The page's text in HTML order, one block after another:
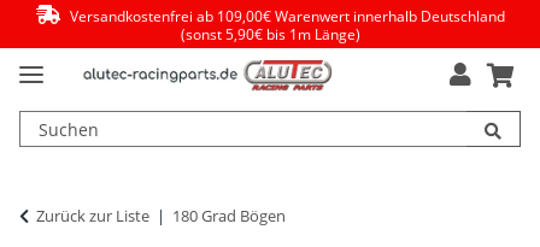
Versandkostenfrei ab 109,00€ Warenwert innerhalb Deutschland
(sonst 5,90€ bis 1m Länge)
Zurück zur Liste 180 Grad Bögen